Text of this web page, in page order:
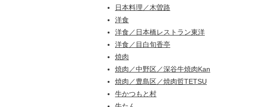
日本料理／木曽路
洋食
洋食／日本橋レストラン東洋
洋食／目白旬香亭
焼肉
焼肉／中野区／深谷牛焼肉Kan
焼肉／豊島区／焼肉哲TETSU
牛かつもと村